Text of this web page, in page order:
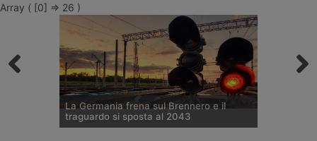
Array ( [0] => 26 )
La Germania frena sul Brennero e il
traguardo si sposta al 2043